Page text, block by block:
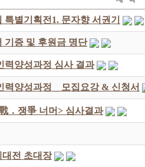
별기획전1. 문자향 서권기
기증 및 후원금 명단
력양성과정 심사 결과
력양성과정 _ 모집요강 & 신청서
․ 쟁爭 너머> 심사결과
대전 초대장